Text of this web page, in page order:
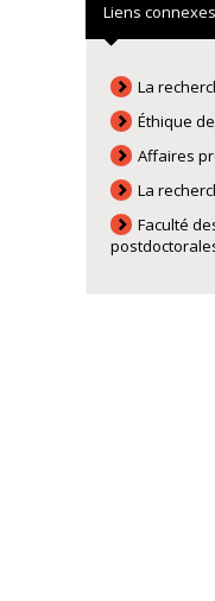
Liens connexes
La
Éthique
Affaires
La
Faculté